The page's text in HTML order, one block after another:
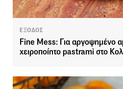
ΕΞΟΔΟΣ
Fine Mess: Για αργοψημένο
χειροποίητο pastrami στο